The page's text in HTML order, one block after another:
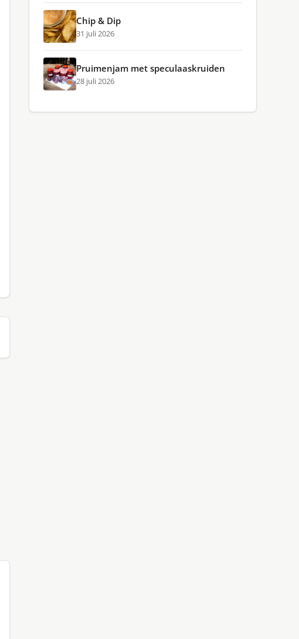
Chip & Dip
31 juli 2026
Pruimenjam met speculaaskruiden
28 juli 2026